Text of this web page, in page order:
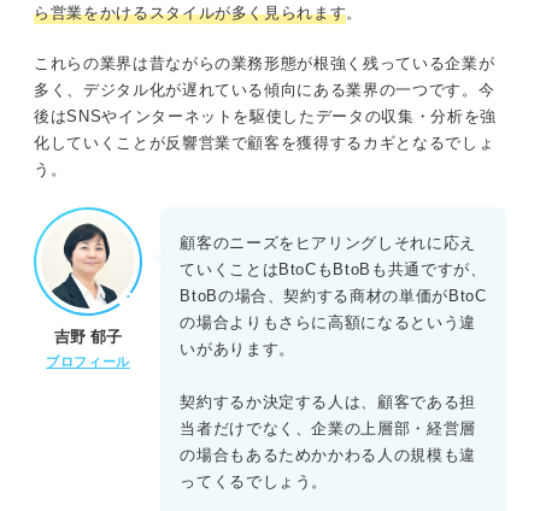
ら営業をかけるスタイルが多く見られます。
これらの業界は昔ながらの業務形態が根強く残っている企業が
多く、デジタル化が遅れている傾向にある業界の一つです。今
後はSNSやインターネットを駆使したデータの収集・分析を強
化していくことが反響営業で顧客を獲得するカギとなるでしょ
う。
吉野 郁子
プロフィール
顧客のニーズをヒアリングしそれに応え
ていくことはBtoCもBtoBも共通ですが、
BtoBの場合、契約する商材の単価がBtoC
の場合よりもさらに高額になるという違
いがあります。
契約するか決定する人は、顧客である担
当者だけでなく、企業の上層部・経営層
の場合もあるためかかわる人の規模も違
ってくるでしょう。